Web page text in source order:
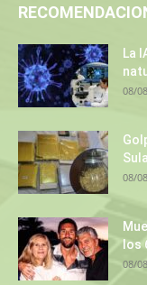
La
08/
08/
los
08/